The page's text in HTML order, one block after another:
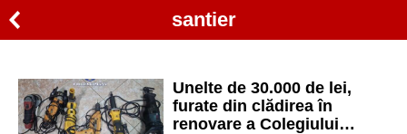
santier
Unelte de 30.000 de lei,
furate din clădirea în
renovare a Colegiului